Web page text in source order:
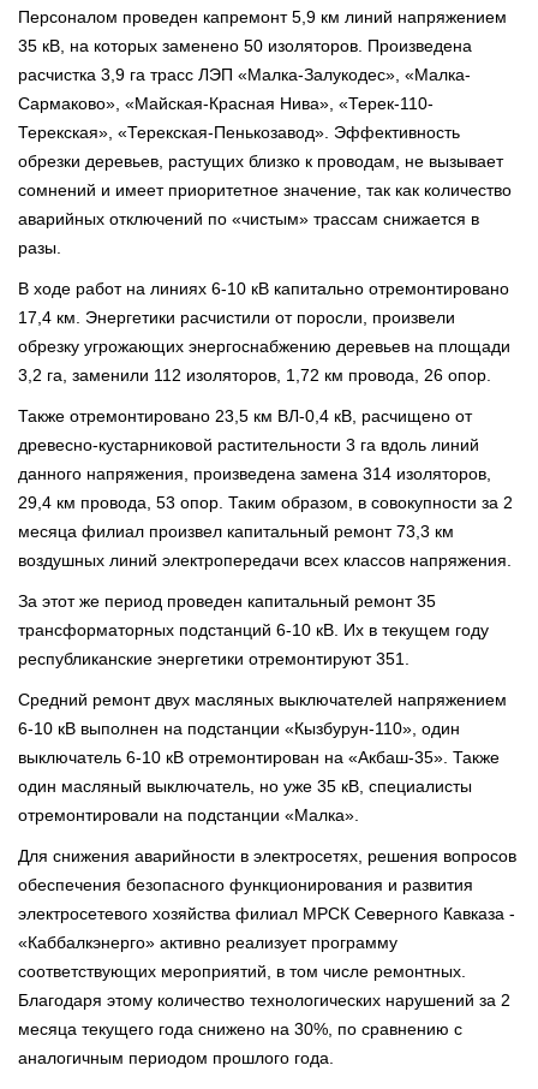
Персоналом проведен капремонт 5,9 км линий напряжением
35 кВ, на которых заменено 50 изоляторов. Произведена
расчистка 3,9 га трасс ЛЭП «Малка-Залукодес», «Малка-
Сармаково», «Майская-Красная Нива», «Терек-110-
Терекская», «Терекская-Пенькозавод». Эффективность
обрезки деревьев, растущих близко к проводам, не вызывает
сомнений и имеет приоритетное значение, так как количество
аварийных отключений по «чистым» трассам снижается в
разы.
В ходе работ на линиях 6-10 кВ капитально отремонтировано
17,4 км. Энергетики расчистили от поросли, произвели
обрезку угрожающих энергоснабжению деревьев на площади
3,2 га, заменили 112 изоляторов, 1,72 км провода, 26 опор.
Также отремонтировано 23,5 км ВЛ-0,4 кВ, расчищено от
древесно-кустарниковой растительности 3 га вдоль линий
данного напряжения, произведена замена 314 изоляторов,
29,4 км провода, 53 опор. Таким образом, в совокупности за 2
месяца филиал произвел капитальный ремонт 73,3 км
воздушных линий электропередачи всех классов напряжения.
За этот же период проведен капитальный ремонт 35
трансформаторных подстанций 6-10 кВ. Их в текущем году
республиканские энергетики отремонтируют 351.
Средний ремонт двух масляных выключателей напряжением
6-10 кВ выполнен на подстанции «Кызбурун-110», один
выключатель 6-10 кВ отремонтирован на «Акбаш-35». Также
один масляный выключатель, но уже 35 кВ, специалисты
отремонтировали на подстанции «Малка».
Для снижения аварийности в электросетях, решения вопросов
обеспечения безопасного функционирования и развития
электросетевого хозяйства филиал МРСК Северного Кавказа -
«Каббалкэнерго» активно реализует программу
соответствующих мероприятий, в том числе ремонтных.
Благодаря этому количество технологических нарушений за 2
месяца текущего года снижено на 30%, по сравнению с
аналогичным периодом прошлого года.